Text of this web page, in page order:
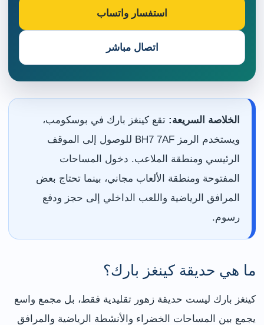
استفسار واتساب
اتصال مباشر
الخلاصة السريعة: تقع كينغز بارك في بوسكومب،
ويستخدم الرمز BH7 7AF للوصول إلى الموقف
الرئيسي ومنطقة الملاعب. دخول المساحات
المفتوحة ومنطقة الألعاب مجاني، بينما تحتاج بعض
المرافق الرياضية واللعب الداخلي إلى حجز ودفع
رسوم.
ما هي حديقة كينغز بارك؟
كينغز بارك ليست حديقة زهور تقليدية فقط، بل مجمع واسع
يجمع بين المساحات الخضراء والأنشطة الرياضية والمرافق